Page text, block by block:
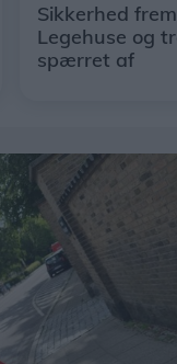
Sikkerhed
Legehuse og
spærret af